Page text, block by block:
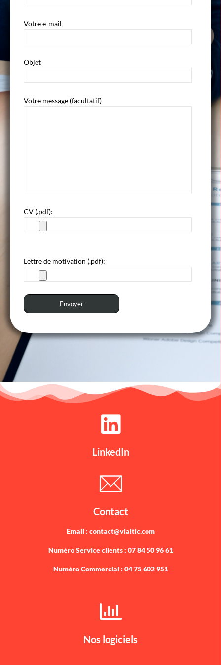
Votre e-mail
Objet
Votre message (facultatif)
CV (.pdf):
Lettre de motivation (.pdf):
LinkedIn
Contact
Email : contact@vialtic.com
Numéro Service clients : 07 84 50 96 61
Numéro Commercial : 04 75 602 951
Nos logiciels